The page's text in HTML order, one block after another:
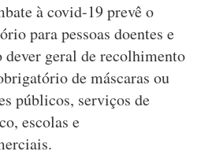
à covid-19 prevê o
para pessoas doentes e
geral de recolhimento
de máscaras ou
públicos, serviços de
escolas e